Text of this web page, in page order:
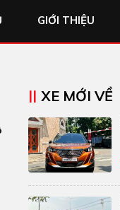
GIỚI THIỆU
XE MỚI VỀ